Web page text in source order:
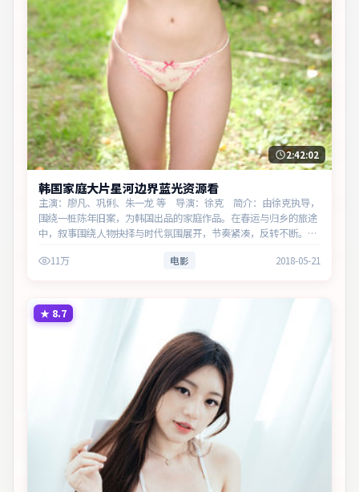
2:42:02
韩国家庭大片星河边界蓝光资源看
主演：廖凡、巩俐、朱一龙 等 导演：徐克 简介：由徐克执导，
围绕一桩陈年旧案，为韩国出品的家庭作品。在春运与归乡的旅途
中，叙事围绕人物抉择与时代氛围展开，节奏紧凑，反转不断。主
11万 电影 2018-05-21
★ 8.7